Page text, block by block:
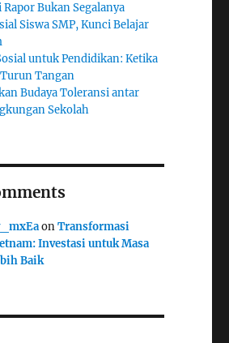
Rapor Bukan Segalanya
Siswa SMP, Kunci Belajar
untuk Pendidikan: Ketika
Tangan
Budaya Toleransi antar
Sekolah
onTransformasi
Investasi untuk Masa
Baik